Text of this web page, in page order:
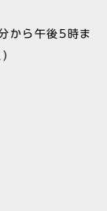
から午後5時ま